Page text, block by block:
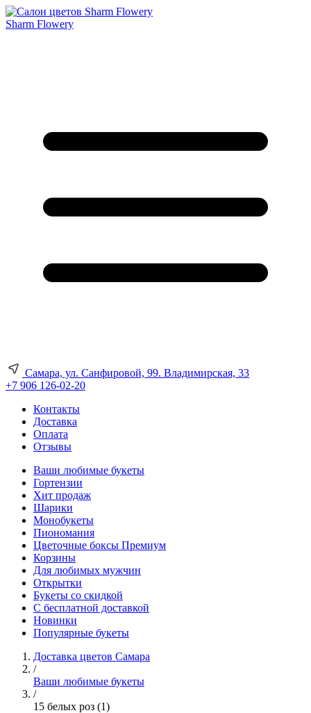
Sharm Flowery
Самара, ул. Санфировой, 99. Владимирская, 33
+7 906 126-02-20
Контакты
Доставка
Оплата
Отзывы
Ваши любимые букеты
Гортензии
Хит продаж
Шарики
Монобукеты
Пиономания
Цветочные боксы Премиум
Корзины
Для любимых мужчин
Открытки
Букеты со скидкой
С бесплатной доставкой
Новинки
Популярные букеты
Доставка цветов Самара
/
Ваши любимые букеты
/
15 белых роз (1)